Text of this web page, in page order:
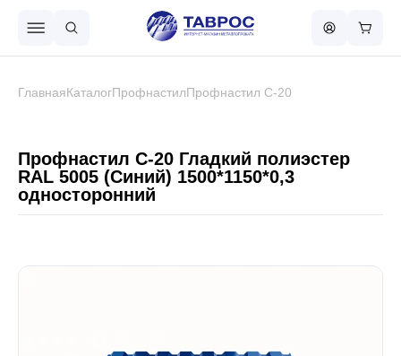
Металлочерепица
ГлавнаяКаталогПрофнастилПрофнастил С-20
Профнастил С-20 Гладкий полиэстер
RAL 5005 (Синий) 1500*1150*0,3
односторонний